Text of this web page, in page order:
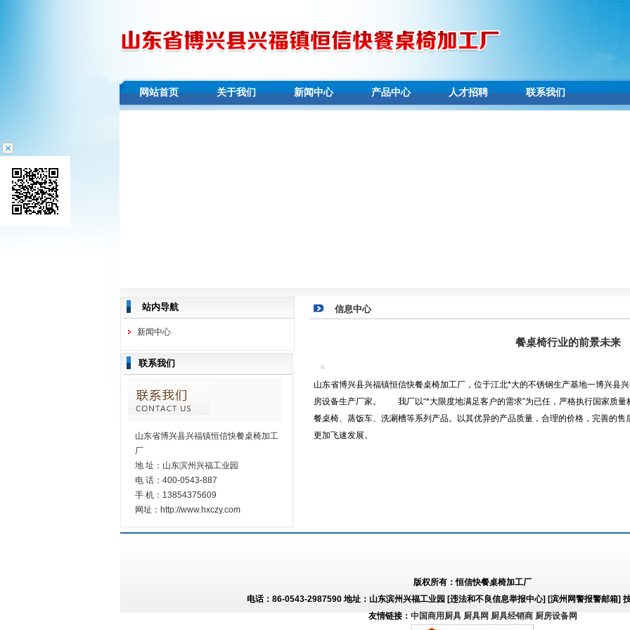
网站首页 关于我们 新闻中心 产品中心 人才招聘 联系我们
站内导航
新闻中心
联系我们
山东省博兴县兴福镇恒信快餐桌椅加工
厂
地 址：山东滨州兴福工业园
电 话：400-0543-887
手 机：13854375609
网址：http://www.hxczy.com
信息中心
餐桌椅行业的前景未来
山东省博兴县兴福镇恒信快餐桌椅加工厂，位于江北*大的不锈钢生产基地一博兴县
房设备生产厂家。 我厂以“*大限度地满足客户的需求”为已任，严格执行国家质量
餐桌椅、蒸饭车、洗涮槽等系列产品。以其优异的产品质量，合理的价格，完善
更加飞速发展。
版权所有：恒信快餐桌椅加工厂
电话：86-0543-2987590 地址：山东滨州兴福工业园 [违法和不良信息举报中心] [滨州网警报警邮箱]
友情链接： 中国商用厨具 厨具网 厨具经销商 厨房设备网